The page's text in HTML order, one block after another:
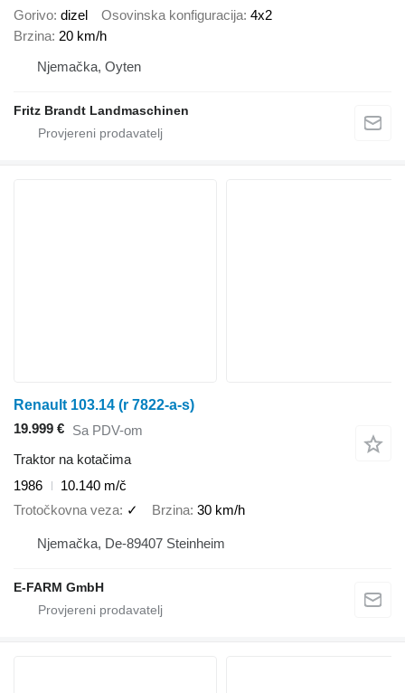
Gorivo dizel Osovinska konfiguracija 4x2
Brzina 20 km/h
Njemačka, Oyten
Fritz Brandt Landmaschinen
Renault 103.14 (r 7822-a-s)
19.999 € Sa PDV-om
Traktor na kotačima
1986
10.140 m/č
Trotočkovna veza ✓ Brzina 30 km/h
Njemačka, De-89407 Steinheim
E-FARM GmbH